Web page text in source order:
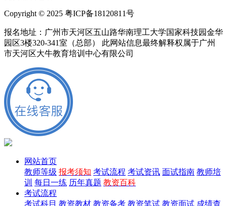
Copyright © 2025 粤ICP备18120811号
报名地址：广州市天河区五山路华南理工大学国家科技园金华
园区3楼320-341室（总部） 此网站信息最终解释权属于广州
市天河区大牛教育培训中心有限公司
网站首页
教师等级 报考须知 考试流程 考试资讯 面试指南 教师培
训 每日一练 历年真题 教资百科
考试流程
考试科目 教资教材 教资备考 教资笔试 教资面试 成绩查